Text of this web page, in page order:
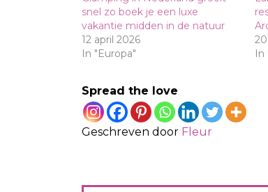
snel zo boek je een luxe
vakantie midden in de natuur
12 april 2026
In "Europa"
In
Spread the love
Geschreven door Fleur